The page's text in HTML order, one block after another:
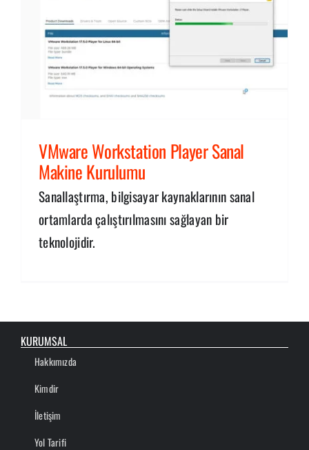
VMware Workstation Player Sanal
Makine Kurulumu
Sanallaştırma, bilgisayar kaynaklarının sanal
ortamlarda çalıştırılmasını sağlayan bir
teknolojidir.
KURUMSAL
Hakkımızda
Kimdir
İletişim
Yol Tarifi